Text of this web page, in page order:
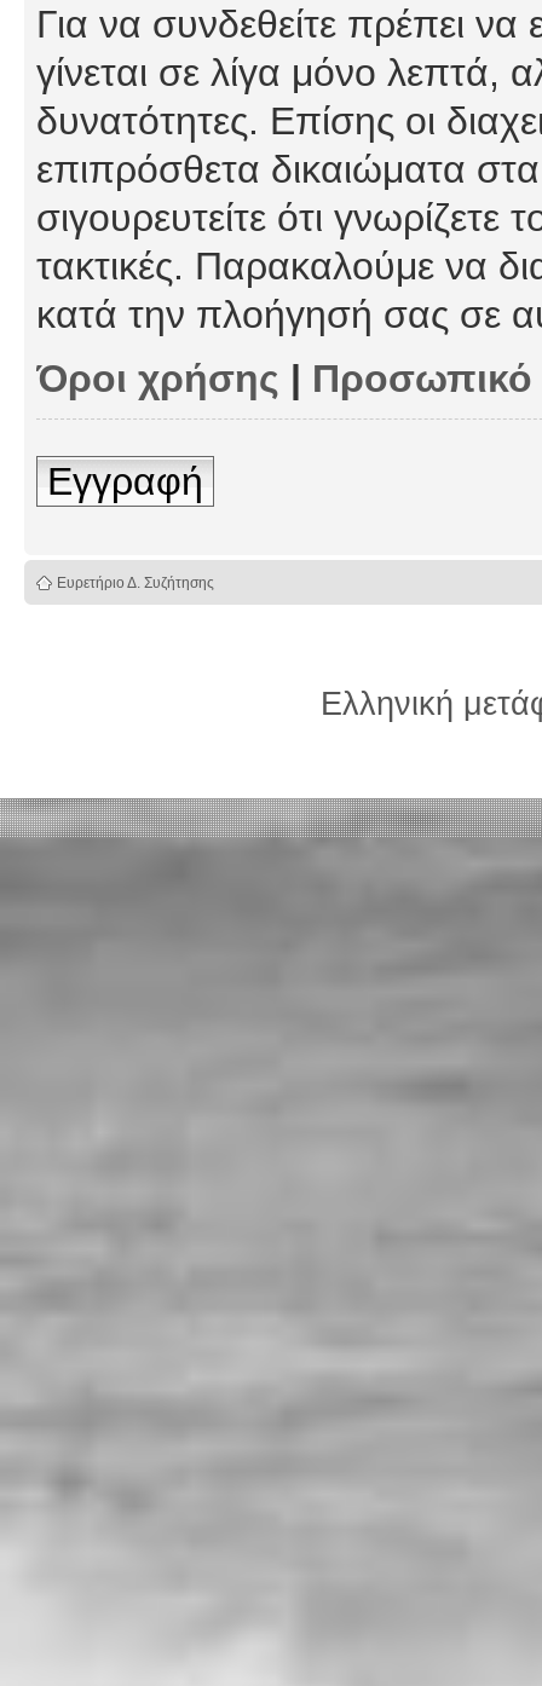
Για να συνδεθείτε πρέπει
γίνεται σε λίγα μόνο λεπτά,
δυνατότητες. Επίσης οι
επιπρόσθετα δικαιώματα
σιγουρευτείτε ότι γνωρίζετε
τακτικές. Παρακαλούμε να
κατά την πλοήγησή σας σε
Όροι χρήσης |
Εγγραφή
Ευρετήριο Δ. Συζήτησης
Ελληνική